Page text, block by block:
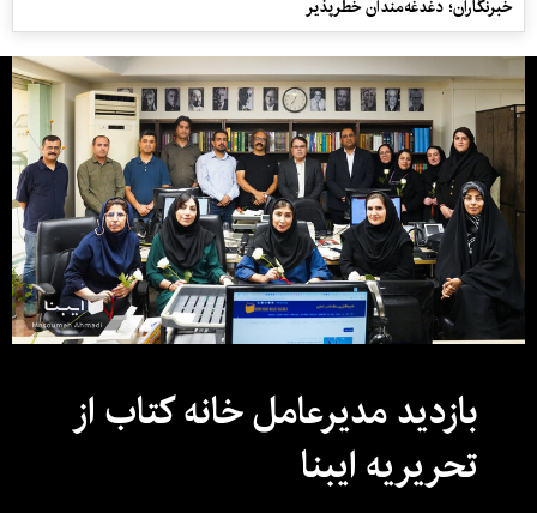
خبرنگاران؛ دغدغه‌مندان خطرپذیر
بازدید مدیرعامل خانه کتاب از
تحریریه ایبنا